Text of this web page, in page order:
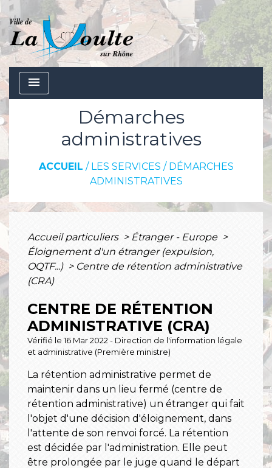
menu
Démarches
administratives
ACCUEIL / LES SERVICES / DÉMARCHES
ADMINISTRATIVES
Accueil particuliers > Étranger - Europe >
Éloignement d'un étranger (expulsion,
OQTF...) > Centre de rétention administrative
(CRA)
CENTRE DE RÉTENTION
ADMINISTRATIVE (CRA)
Vérifié le 16 Mar 2022 - Direction de l'information légale
et administrative (Première ministre)
La rétention administrative permet de
maintenir dans un lieu fermé (centre de
rétention administrative) un étranger qui fait
l'objet d'une décision d'éloignement, dans
l'attente de son renvoi forcé. La rétention
est décidée par l'administration. Elle peut
être prolongée par le juge quand le départ